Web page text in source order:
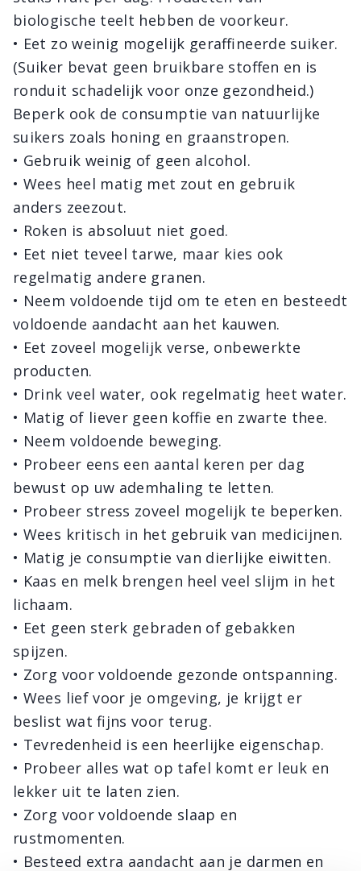
biologische teelt hebben de voorkeur.
• Eet zo weinig mogelijk geraffineerde suiker.
(Suiker bevat geen bruikbare stoffen en is
ronduit schadelijk voor onze gezondheid.)
Beperk ook de consumptie van natuurlijke
suikers zoals honing en graanstropen.
• Gebruik weinig of geen alcohol.
• Wees heel matig met zout en gebruik
anders zeezout.
• Roken is absoluut niet goed.
• Eet niet teveel tarwe, maar kies ook
regelmatig andere granen.
• Neem voldoende tijd om te eten en besteedt
voldoende aandacht aan het kauwen.
• Eet zoveel mogelijk verse, onbewerkte
producten.
• Drink veel water, ook regelmatig heet water.
• Matig of liever geen koffie en zwarte thee.
• Neem voldoende beweging.
• Probeer eens een aantal keren per dag
bewust op uw ademhaling te letten.
• Probeer stress zoveel mogelijk te beperken.
• Wees kritisch in het gebruik van medicijnen.
• Matig je consumptie van dierlijke eiwitten.
• Kaas en melk brengen heel veel slijm in het
lichaam.
• Eet geen sterk gebraden of gebakken
spijzen.
• Zorg voor voldoende gezonde ontspanning.
• Wees lief voor je omgeving, je krijgt er
beslist wat fijns voor terug.
• Tevredenheid is een heerlijke eigenschap.
• Probeer alles wat op tafel komt er leuk en
lekker uit te laten zien.
• Zorg voor voldoende slaap en
rustmomenten.
• Besteed extra aandacht aan je darmen en